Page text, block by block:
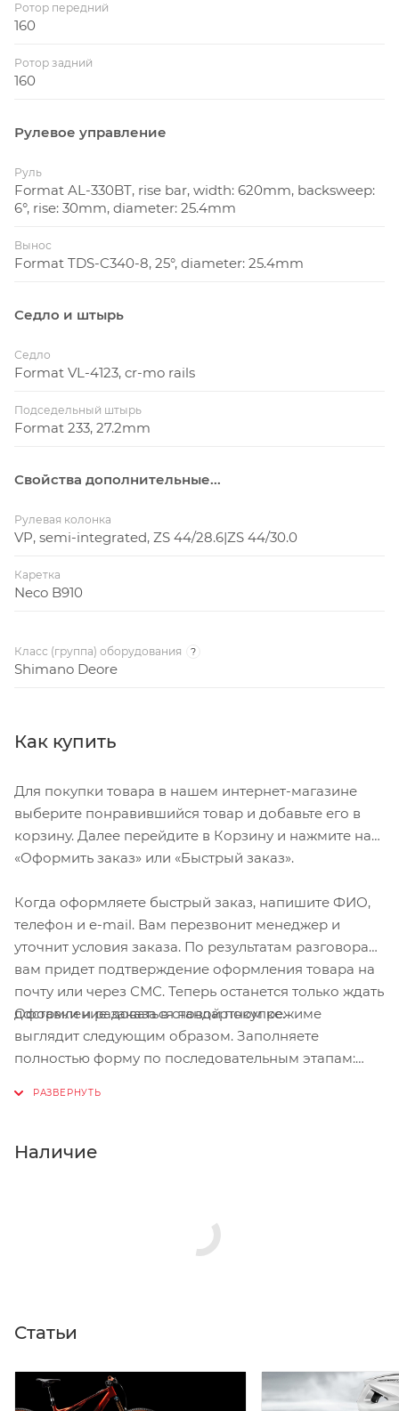
Ротор передний
160
Ротор задний
160
Рулевое управление
Руль
Format AL-330BT, rise bar, width: 620mm, backsweep:
6°, rise: 30mm, diameter: 25.4mm
Вынос
Format TDS-C340-8, 25°, diameter: 25.4mm
Седло и штырь
Седло
Format VL-4123, cr-mo rails
Подседельный штырь
Format 233, 27.2mm
Свойства дополнительные...
Рулевая колонка
VP, semi-integrated, ZS 44/28.6|ZS 44/30.0
Каретка
Neco B910
Класс (группа) оборудования ?
Shimano Deore
Как купить
Для покупки товара в нашем интернет-магазине
выберите понравившийся товар и добавьте его в
корзину. Далее перейдите в Корзину и нажмите на
«Оформить заказ» или «Быстрый заказ».
Когда оформляете быстрый заказ, напишите ФИО,
телефон и e-mail. Вам перезвонит менеджер и
уточнит условия заказа. По результатам разговора
вам придет подтверждение оформления товара на
почту или через СМС. Теперь останется только ждать
доставки и радоваться новой покупке.
Оформление заказа в стандартном режиме
выглядит следующим образом. Заполняете
полностью форму по последовательным этапам:
Нажмите кнопку «Оформить заказ».
Наличие
Статьи